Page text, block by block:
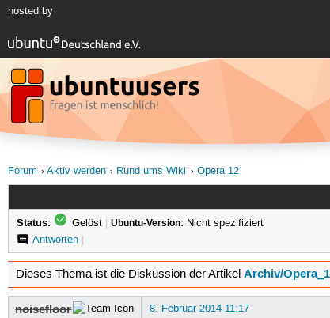
hosted by
Forum
Aktiv werden Rund ums Wiki Opera 12
Status: Gelöst | Ubuntu-Version: Nicht spezifiziert
Antworten|
Dieses Thema ist die Diskussion der Artikel Archiv/
noisefloor 8. Februar 2014 11:17